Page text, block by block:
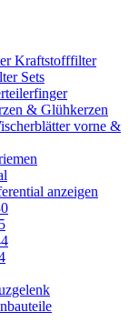
Kraftstofffilter
Sets
& Glühkerzen
vorne &
anzeigen